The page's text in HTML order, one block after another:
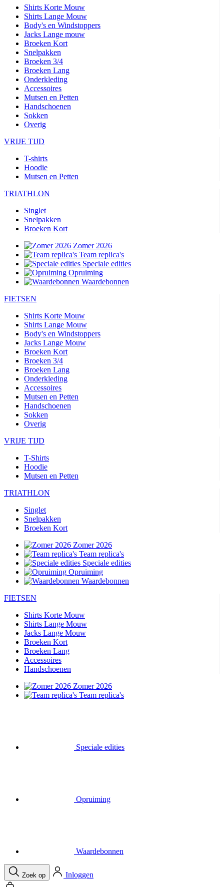
Shirts Korte Mouw
Shirts Lange Mouw
Body's en Windstoppers
Jacks Lange mouw
Broeken Kort
Snelpakken
Broeken 3/4
Broeken Lang
Onderkleding
Accessoires
Mutsen en Petten
Handschoenen
Sokken
Overig
VRIJE TIJD
T-shirts
Hoodie
Mutsen en Petten
TRIATHLON
Singlet
Snelpakken
Broeken Kort
Zomer 2026
Team replica's
Speciale edities
Opruiming
Waardebonnen
FIETSEN
Shirts Korte Mouw
Shirts Lange Mouw
Body's en Windstoppers
Jacks Lange Mouw
Broeken Kort
Broeken 3/4
Broeken Lang
Onderkleding
Accessoires
Mutsen en Petten
Handschoenen
Sokken
Overig
VRIJE TIJD
T-Shirts
Hoodie
Mutsen en Petten
TRIATHLON
Singlet
Snelpakken
Broeken Kort
Zomer 2026
Team replica's
Speciale edities
Opruiming
Waardebonnen
FIETSEN
Shirts Korte Mouw
Shirts Lange Mouw
Jacks Lange Mouw
Broeken Kort
Broeken Lang
Accessoires
Handschoenen
Zomer 2026
Team replica's
Speciale edities
Opruiming
Waardebonnen
Zoek op
Inloggen